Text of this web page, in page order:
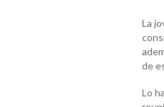
La
de
Lo